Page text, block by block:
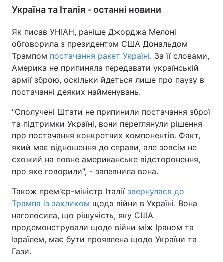
Україна та Італія - останні новини
Як писав УНІАН, раніше Джорджа Мелоні
обговорила з президентом США Дональдом
Трампом постачання ракет Україні. За її словами,
Америка не припиняла передавати українській
армії зброю, оскільки йдеться лише про паузу в
постачанні деяких найменувань.
"Сполучені Штати не припинили постачання зброї
та підтримки Україні, вони переглянули рішення
про постачання конкретних компонентів. Факт,
який має відношення до справи, але зовсім не
схожий на повне американське відсторонення,
про яке говорили", - запевнила вона.
Також прем'єр-міністр Італії звернулася до
Трампа із закликом щодо війни в Україні. Вона
наголосила, що рішучість, яку США
продемонстрували щодо війни між Іраном та
Ізраїлем, має бути проявлена щодо України та
Гази.